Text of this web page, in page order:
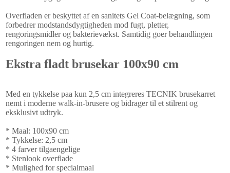
Overfladen er beskyttet af en sanitets Gel Coat-belægning, som
forbedrer modstandsdygtigheden mod fugt, pletter,
rengoringsmidler og bakterievækst. Samtidig goer behandlingen
rengoringen nem og hurtig.
Ekstra fladt brusekar 100x90 cm
Med en tykkelse paa kun 2,5 cm integreres TECNIK brusekarret
nemt i moderne walk-in-brusere og bidrager til et stilrent og
eksklusivt udtryk.
* Maal: 100x90 cm
* Tykkelse: 2,5 cm
* 4 farver tilgaengelige
* Stenlook overflade
* Mulighed for specialmaal